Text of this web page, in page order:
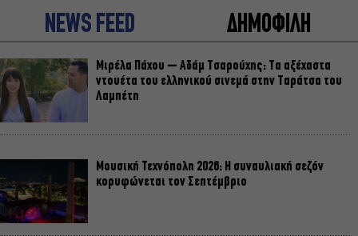
NEWS FEED ΔΗΜΟΦΙΛΗ
Μιρέλα Πάχου – Αδάμ Τσαρούχης: Τα αξέχαστα
ντουέτα του ελληνικού σινεμά στην Ταράτσα του
Λαμπέτη
Μουσική Τεχνόπολη 2026: Η συναυλιακή σεζόν
κορυφώνεται τον Σεπτέμβριο